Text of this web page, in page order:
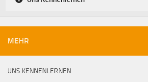
MEHR
UNS KENNENLERNEN